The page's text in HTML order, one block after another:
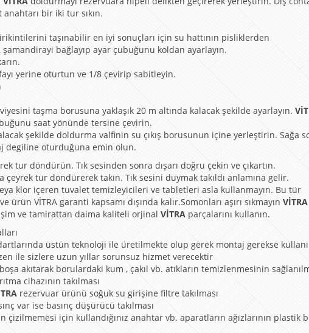
bir iki tur sıkın.
taşınabilir en iyi sonuçları için su hattının pisliklerden
şamandirayi bağlayıp ayar çubuğunu koldan ayarlayın.
yerine oturtun ve 1/8 çevirip sabitleyin.
taşma borusuna yaklaşık 20 m altında kalacak şekilde ayarlayın.
saat yönünde tersine çevirin.
şekilde doldurma valfinin su çıkış borusunun içine yerleştirin. Sağa
degiline oturduğuna emin olun.
tur döndürün. Tık sesinden sonra dışarı doğru çekin ve çıkartın.
tur döndürerek takın. Tık sesini duymak takıldı anlamına gelir.
klor içeren tuvalet temizleyicileri ve tabletleri asla kullanmayın. Bu tür
VİTRA garanti kapsamı dışında kalır.Somonları aşırı sıkmayın VİTRA
ve tamirattan daima kaliteli orjinal VİTRA parçalarını kullanın.
üstün teknoloji ile üretilmekte olup gerek montaj gerekse
ile sizlere uzun yıllar sorunsuz hizmet verecektir
akıtarak borulardaki kum , çakıl vb. atıkların temizlenmesinin
cihazının takılması
rezervuar ürünü soğuk su girişine filtre takılması
var ise basınç düşürücü takılması
için kullandığınız anahtar vb. aparatların ağızlarının plastik